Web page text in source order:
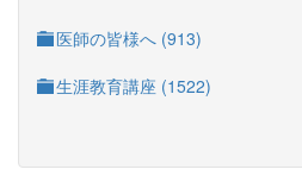
医師の皆様へ (913)
生涯教育講座 (1522)